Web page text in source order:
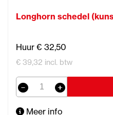
Longhorn schedel
Huur € 32,50
€ 39,32 incl. btw
Meer info